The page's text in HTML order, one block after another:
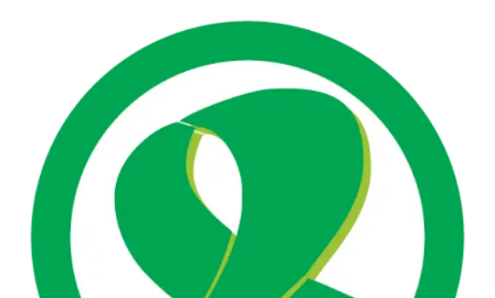
muertas
por
abortar,
en
Argentina
y